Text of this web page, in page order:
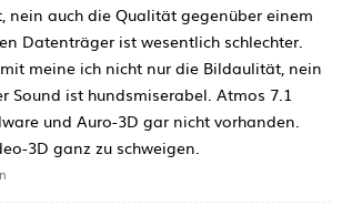
nein auch die Qualität gegenüber einem
Datenträger ist wesentlich schlechter.
meine ich nicht nur die Bildaulität, nein
Sound ist hundsmiserabel. Atmos 7.1
und Auro-3D gar nicht vorhanden.
3D ganz zu schweigen.